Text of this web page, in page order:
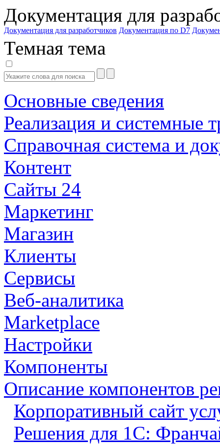
Документация для
Документация для разработчиков Документация по D7
Темная тема
Основные сведения
Реализация и системные
Справочная система и
Контент
Сайты 24
Маркетинг
Магазин
Клиенты
Сервисы
Веб-аналитика
Marketplace
Настройки
Компоненты
Описание компонентов
Корпоративный сайт
Решения для 1С: